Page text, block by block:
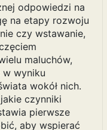
odpowiedzi na
na etapy rozwoju
czy wstawanie,
maluchów,
w wyniku
wokół nich.
czynniki
pierwsze
aby wspierać